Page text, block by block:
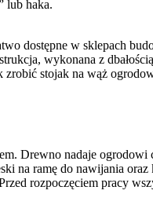
lub haka.
dostępne w sklepach
wykonana z
zrobić stojak na wąż
Drewno nadaje ogrodowi
na ramę do nawijania
rozpoczęciem pracy